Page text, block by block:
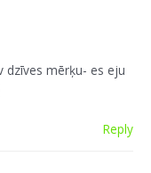
dzīves mērķu- es eju
Reply